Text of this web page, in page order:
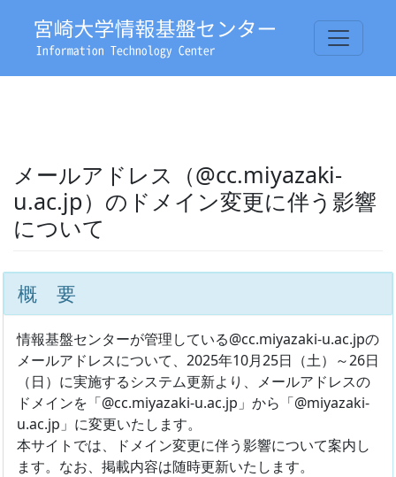
メールアドレス（@cc.miyazaki-
u.ac.jp）のドメイン変更に伴う影響
について
概 要
情報基盤センターが管理している@cc.miyazaki-u.ac.jpの
メールアドレスについて、2025年10月25日（土）～26日
（日）に実施するシステム更新より、メールアドレスの
ドメインを「@cc.miyazaki-u.ac.jp」から「@miyazaki-
u.ac.jp」に変更いたします。
本サイトでは、ドメイン変更に伴う影響について案内し
ます。なお、掲載内容は随時更新いたします。